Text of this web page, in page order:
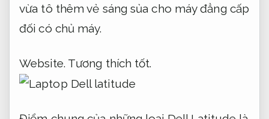
vừa tô thêm vẻ sáng sủa cho máy đẳng cấp
đối có chủ máy.
Website. Tương thích tốt.